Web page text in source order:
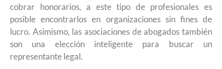
cobrar honorarios, a este tipo de profesionales es
posible encontrarlos en organizaciones sin fines de
lucro. Asimismo, las asociaciones de abogados también
son una elección inteligente para buscar un
representante legal.